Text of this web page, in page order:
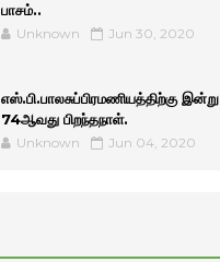
பாசம்..
Unknown Jun 30, 2020
எஸ்.பி.பாலசுப்பிரமணியத்திற்கு இன்று
74ஆவது பிறந்தநாள்.
Unknown Jun 04, 2020